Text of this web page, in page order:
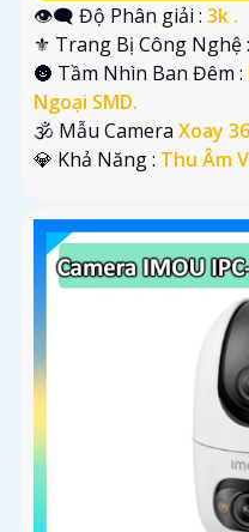
👁️‍🗨 Độ Phân giải : 3k .
⚜️ Trang Bị Công Nghệ :
🌚 Tầm Nhìn Ban Đêm :
Ngoại SMD.
🕉️ Mẫu Camera Xoay
️💎 Khả Năng : Thu Âm